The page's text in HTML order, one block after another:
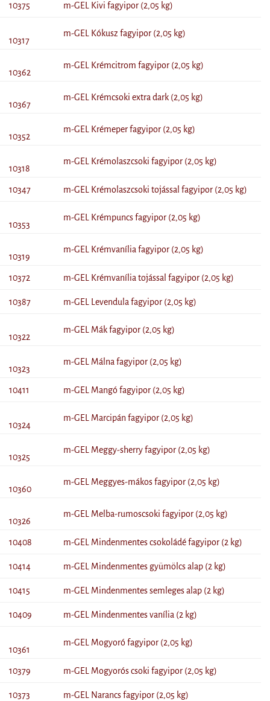
10375 m-GEL Kivi fagyipor (2,05 kg)
10317
m-GEL Kókusz fagyipor (2,05 kg)
10362
m-GEL Krémcitrom fagyipor (2,05 kg)
10367
m-GEL Krémcsoki extra dark (2,05 kg)
10352
m-GEL Krémeper fagyipor (2,05 kg)
10318
m-GEL Krémolaszcsoki fagyipor (2,05 kg)
10347 m-GEL Krémolaszcsoki tojással fagyipor (2,05 kg)
10353
m-GEL Krémpuncs fagyipor (2,05 kg)
10319
m-GEL Krémvanília fagyipor (2,05 kg)
10372 m-GEL Krémvanília tojással fagyipor (2,05 kg)
10387 m-GEL Levendula fagyipor (2,05 kg)
10322
m-GEL Mák fagyipor (2,05 kg)
10323
m-GEL Málna fagyipor (2,05 kg)
10411 m-GEL Mangó fagyipor (2,05 kg)
10324
m-GEL Marcipán fagyipor (2,05 kg)
10325
m-GEL Meggy-sherry fagyipor (2,05 kg)
10360
m-GEL Meggyes-mákos fagyipor (2,05 kg)
10326
m-GEL Melba-rumoscsoki fagyipor (2,05 kg)
10408 m-GEL Mindenmentes csokoládé fagyipor (2 kg)
10414 m-GEL Mindenmentes gyümölcs alap (2 kg)
10415 m-GEL Mindenmentes semleges alap (2 kg)
10409 m-GEL Mindenmentes vanília (2 kg)
10361
m-GEL Mogyoró fagyipor (2,05 kg)
10379 m-GEL Mogyorós csoki fagyipor (2,05 kg)
10373 m-GEL Narancs fagyipor (2,05 kg)